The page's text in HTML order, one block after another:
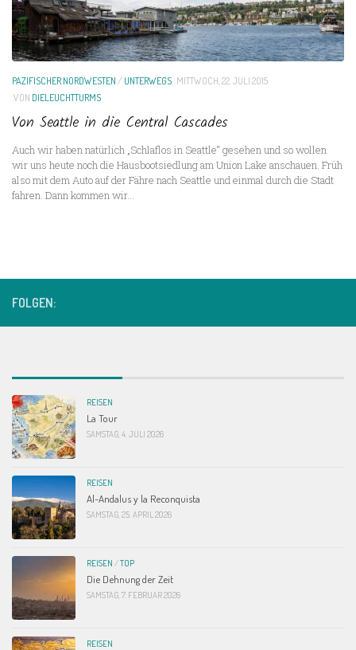
PAZIFISCHER NORDWESTEN /UNTERWEGS MITTWOCH, 22. JULI 2015
VON DIELEUCHTTURMS
Von Seattle in die Central Cascades
Auch wir haben natürlich „Schlaflos in Seattle“ gesehen und so wollen
wir uns heute noch die Hausbootsiedlung am Union Lake anschauen. Früh
also mit dem Auto auf der Fähre nach Seattle und einmal durch die Stadt
fahren. Dann kommen wir...
FOLGEN:
REISEN
La Tour
SAMSTAG, 4. JULI 2026
REISEN
Al-Andalus y la Reconquista
SAMSTAG, 25. APRIL 2026
REISEN /TOP
Die Dehnung der Zeit
SAMSTAG, 7. FEBRUAR 2026
REISEN